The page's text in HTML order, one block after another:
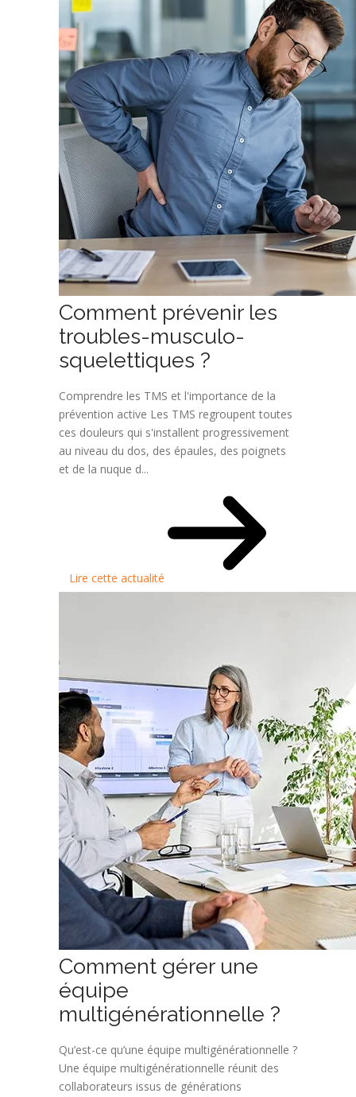
Comment prévenir les
troubles-musculo-
squelettiques ?
Comprendre les TMS et l'importance de la
prévention active Les TMS regroupent toutes
ces douleurs qui s'installent progressivement
au niveau du dos, des épaules, des poignets
et de la nuque d...
Lire cette actualité
Comment gérer une
équipe
multigénérationnelle ?
Qu’est-ce qu’une équipe multigénérationnelle ?
Une équipe multigénérationnelle réunit des
collaborateurs issus de générations